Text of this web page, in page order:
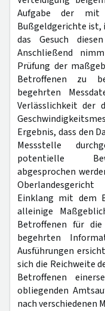
Aufgabe der mit
Bußgeldgerichte ist,
das Gesuch
Anschließend
Prüfung der
Betroffenen zu
begehrten
Verlässlichkeit der
Ergebnis, dass den
Messstelle
potentielle
abgesprochen
Einklang mit dem
alleinige
Betroffenen für die
begehrten
Ausführungen
sich die Reichweite
Betroffenen
obliegenden
nach verschiedenen